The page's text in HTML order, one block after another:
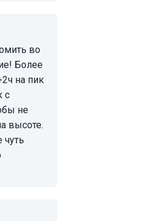
Более
на пик
с
не
высоте.